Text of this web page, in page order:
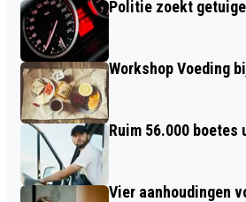
Politie zoekt
Workshop Voeding
Ruim 56.000
Vier aanhoudingen